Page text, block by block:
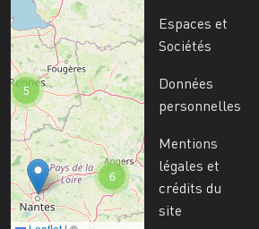
6
5
Espaces et
Sociétés
Données
personnelles
Mentions
légales et
crédits du
site